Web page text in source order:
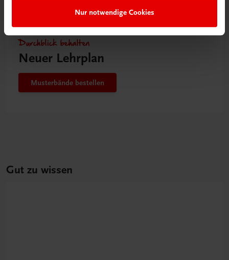
Nur notwendige Cookies
Durchblick behalten
Neuer Lehrplan
Musterbände bestellen
Gut zu wissen